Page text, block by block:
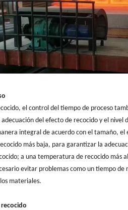
el control del tiempo de proceso
del efecto de recocido y el
integral de acuerdo con el tamaño,
más baja, para garantizar la
a una temperatura de recocido más
evitar problemas como un tiempo
materiales.